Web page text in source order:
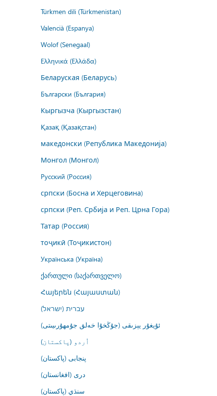
Türkmen dili (Türkmenistan)
Valencià (Espanya)
Wolof (Senegaal)
Ελληνικά (Ελλάδα)
Беларуская (Беларусь)
Български (България)
Кыргызча (Кыргызстан)
Қазақ (Қазақстан)
македонски (Република Македонија)
Монгол (Монгол)
Русский (Россия)
српски (Босна и Херцеговина)
српски (Реп. Србија и Реп. Црна Гора)
Татар (Россия)
тоҷикӣ (Тоҷикистон)
Українська (Україна)
ქართული (საქართველო)
Հայերեն (Հայաստան)
עברית (ישראל)
ئۇيغۇر يېزىقى (جۇڭخۇا خەلق جۇمھۇرىيىتى)
اُردو (پاکستان)
پنجابی (پاکستان)
درى (افغانستان)
سنڌي (پاکستان)